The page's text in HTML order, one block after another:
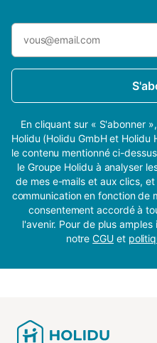
En cliquant sur « S'abonner
Holidu (Holidu GmbH et Holidu
le contenu mentionné ci-
le Groupe Holidu à analyser
de mes e-mails et aux clics,
communication en fonction de
consentement accordé à
l'avenir. Pour de plus
notreCGU et